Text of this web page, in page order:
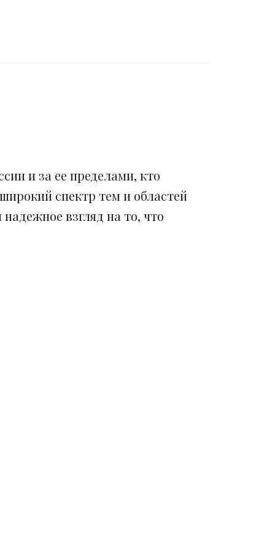
и за ее пределами, кто
спектр тем и областей
взгляд на то, что